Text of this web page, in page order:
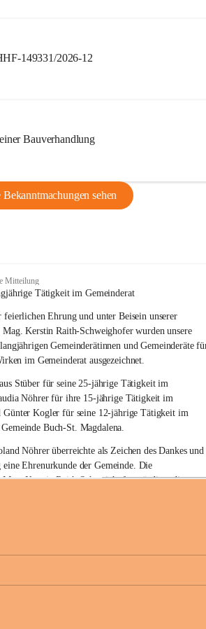
149331/2026-12
Bauverhandlung
sehen
Mitteilung
Tätigkeit im Gemeinderat
feierlichen Ehrung und unter Beisein unserer
Kerstin Raith-Schweighofer wurden unsere
langjährigen Gemeinderätinnen und Gemeinderäte
im Gemeinderat ausgezeichnet.
Stüber für seine 25-jährige Tätigkeit im
Nöhrer für ihre 15-jährige Tätigkeit im
Günter Kogler für seine 12-jährige Tätigkeit im
Buch-St. Magdalena.
Nöhrer überreichte als Zeichen des Dankes und
eine Ehrenurkunde der Gemeinde. Die
Mag. Kerstin Raith-Schweighofer würdigte die
+6